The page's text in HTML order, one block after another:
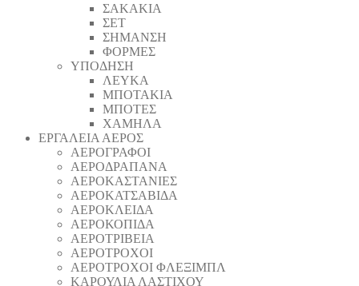
ΣΑΚΑΚΙΑ
ΣΕΤ
ΣΗΜΑΝΣΗ
ΦΟΡΜΕΣ
ΥΠΟΔΗΣΗ
ΛΕΥΚΑ
ΜΠΟΤΑΚΙΑ
ΜΠΟΤΕΣ
ΧΑΜΗΛΑ
ΕΡΓΑΛΕΙΑ ΑΕΡΟΣ
ΑΕΡΟΓΡΑΦΟΙ
ΑΕΡΟΔΡΑΠΑΝA
ΑΕΡΟΚΑΣΤΑΝΙΕΣ
ΑΕΡΟΚΑΤΣΑΒΙΔΑ
ΑΕΡΟΚΛΕΙΔΑ
ΑΕΡΟΚΟΠΙΔΑ
ΑΕΡΟΤΡΙΒΕΙΑ
ΑΕΡΟΤΡΟΧΟΙ
ΑΕΡΟΤΡΟΧΟΙ ΦΛΕΞΙΜΠΛ
ΚΑΡΟΥΛΙΑ ΛΑΣΤΙΧΟΥ